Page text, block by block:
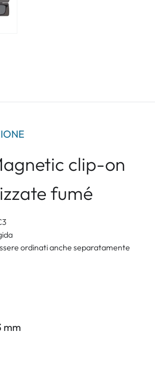
clip-on
fumé
ordinati anche separatamente
mm